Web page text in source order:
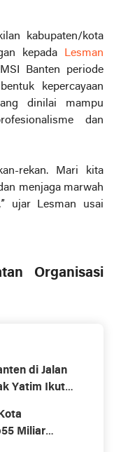
kabupaten/kota
kepada
Lesman
Banten periode
kepercayaan
dinilai mampu
dan
rekan. Mari kita
menjaga marwah
ujar Lesman usai
Organisasi
di Jalan
Yatim Ikut
Miliar